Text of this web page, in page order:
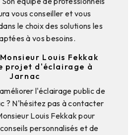
vous conseiller et vous
le choix des solutions les
à vos besoins.
Louis Fekkak
projet d'éclairage à
Jarnac
l'éclairage public de
? N'hésitez pas à contacter
Louis Fekkak pour
personnalisés et de